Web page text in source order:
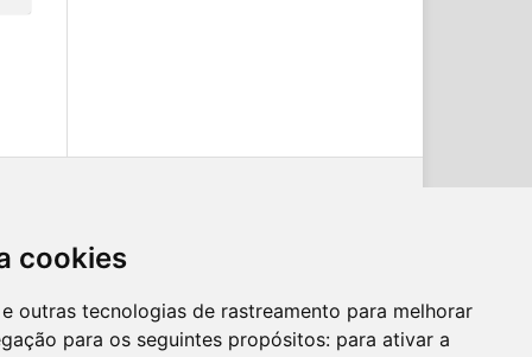
cookies
outras tecnologias de rastreamento para melhorar
para os seguintes propósitos: para ativar a